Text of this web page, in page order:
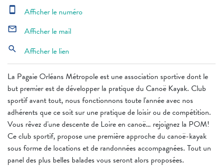
La Pagaie Orléans Métropole est une association sportive dont le
but premier est de développer la pratique du Canoë Kayak. Club
sportif avant tout, nous fonctionnons toute l'année avec nos
adhérents que ce soit sur une pratique de loisir ou de compétition.
Vous rêvez d'une descente de Loire en canoë… rejoignez la POM!
Ce club sportif, propose une première approche du canoë-kayak
sous forme de locations et de randonnées accompagnées. Tout un
panel des plus belles balades vous seront alors proposées.
smartphone Afficher le numéro
mail_outline Afficher le mail
search Afficher le lien